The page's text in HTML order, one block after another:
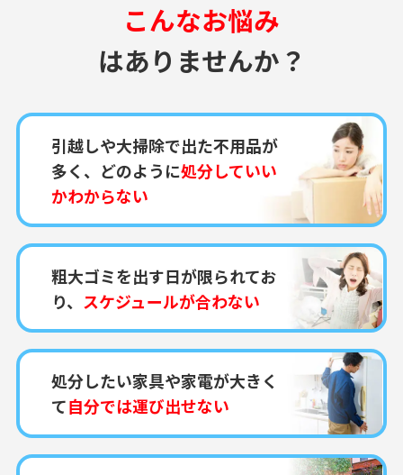
こんなお悩み
はありませんか？
引越しや大掃除で出た不用品が
多く、どのように処分していい
かわからない
粗大ゴミを出す日が限られてお
り、 スケジュールが合わない
処分したい家具や家電が大きく
て自分では運び出せない